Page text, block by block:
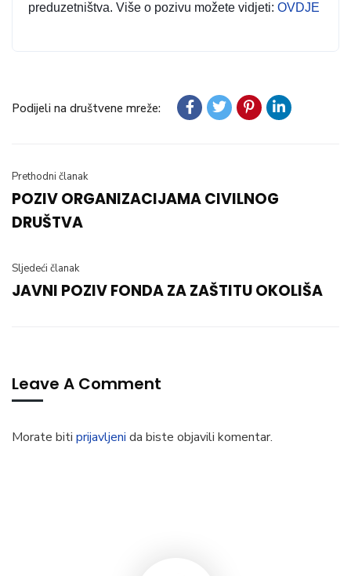
preduzetništva. Više o pozivu možete vidjeti: OVDJE
Podijeli na društvene mreže:
Prethodni članak
POZIV ORGANIZACIJAMA CIVILNOG
DRUŠTVA
Sljedeći članak
JAVNI POZIV FONDA ZA ZAŠTITU OKOLIŠA
Leave A Comment
Morate biti prijavljeni da biste objavili komentar.